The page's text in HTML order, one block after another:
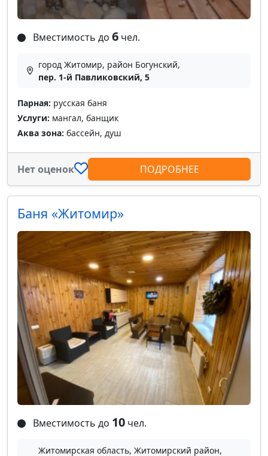
Вместимость до 6 чел.
город Житомир, район Богунский,
пер. 1-й Павликовский, 5
Парная: русская баня
Услуги: мангал, банщик
Аква зона: бассейн, душ
Нет оценок ПОДРОБНЕЕ
Баня «Житомир»
Вместимость до 10 чел.
Житомирская область, Житомирский район,